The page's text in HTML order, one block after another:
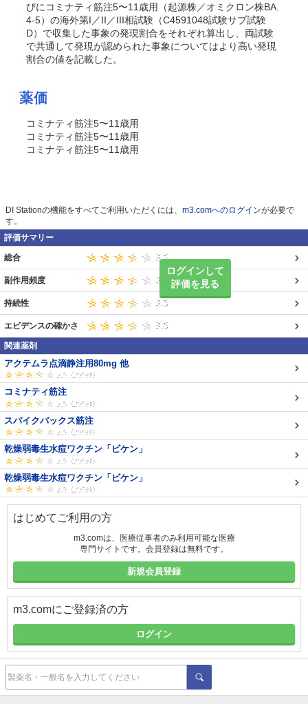
びにコミナティ筋注5〜11歳用（起源株／オミクロン株BA.
4-5）の海外第I／II／III相試験（C4591048試験サブ試験
D）で収集した事象の発現割合をそれぞれ算出し、両試験
で共通して発現が認められた事象についてはより高い発現
割合の値を記載した。
薬価
コミナティ筋注5〜11歳用
コミナティ筋注5〜11歳用
コミナティ筋注5〜11歳用
DI Stationの機能をすべてご利用いただくには、 m3.comへのログインが必要で
す。
評価サマリー
ログインして
評価を見る
総合
副作用頻度
持続性
エビデンスの確かさ
関連薬剤
アクテムラ点滴静注用80mg 他
コミナティ筋注
スパイクバックス筋注
乾燥弱毒生水痘ワクチン「ビケン」
乾燥弱毒生水痘ワクチン「ビケン」
はじめてご利用の方
m3.comは、医療従事者のみ利用可能な医療
専門サイトです。会員登録は無料です。
新規会員登録
m3.comにご登録済の方
ログイン